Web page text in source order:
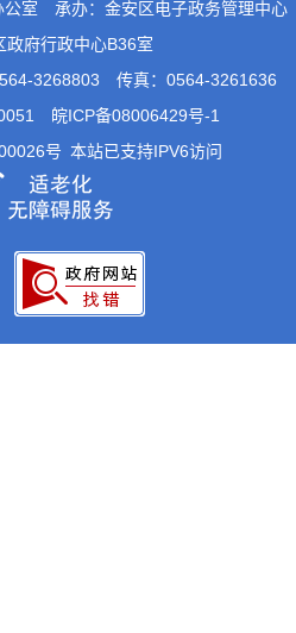
公室
承办：金安区电子政务管理中心
政府行政中心B36室
3268803
传真：0564-3261636
皖ICP备08006429号-1
号 本站已支持IPV6访问